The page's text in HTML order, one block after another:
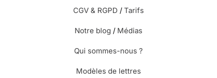
CGV & RGPD / Tarifs
Notre blog / Médias
Qui sommes-nous ?
Modèles de lettres